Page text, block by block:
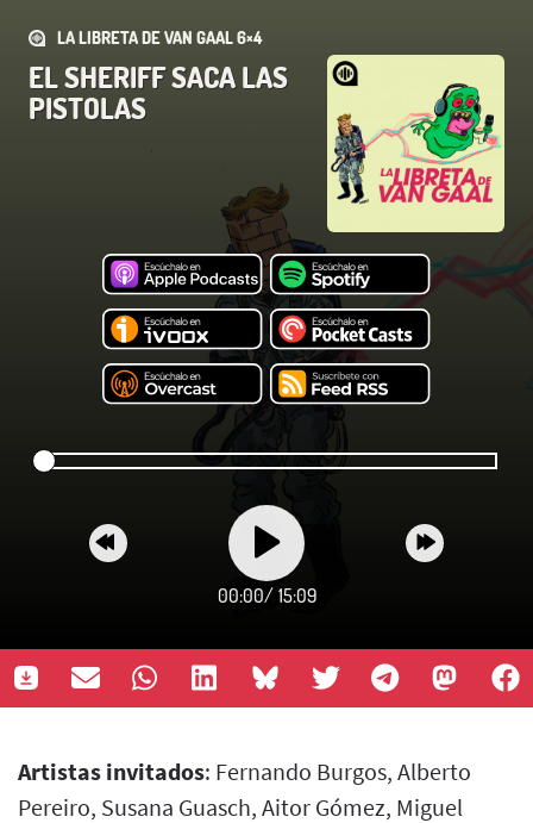
LA LIBRETA DE VAN GAAL 6×4
EL SHERIFF SACA LAS
PISTOLAS
00:00/ 15:09
Artistas invitados: Fernando Burgos, Alberto
Pereiro, Susana Guasch, Aitor Gómez, Miguel